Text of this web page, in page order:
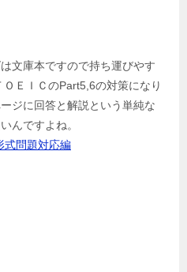
文庫本ですので持ち運びやす
ＥＩＣのPart5,6の対策になり
ジに回答と解説という単純な
んですよね。
式問題対応編